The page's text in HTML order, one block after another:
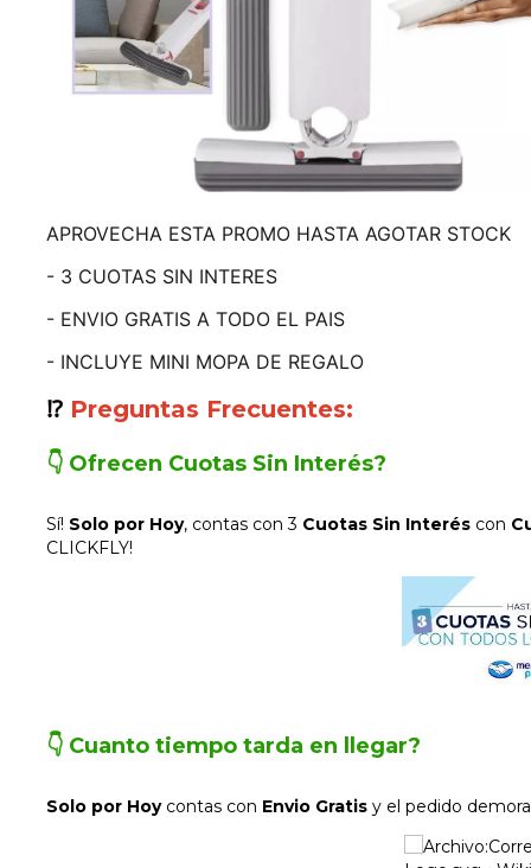
APROVECHA ESTA PROMO HASTA AGOTAR STOCK
- 3 CUOTAS SIN INTERES
- ENVIO GRATIS A TODO EL PAIS
- INCLUYE MINI MOPA DE REGALO
⁉️ Preguntas Frecuentes:
👇 Ofrecen Cuotas Sin Interés?
Sí! Solo por Hoy, contas con 3 Cuotas Sin Interés con
CLICKFLY!
👇 Cuanto tiempo tarda en llegar?
Solo por Hoycontas con Envio Gratis y el pedido